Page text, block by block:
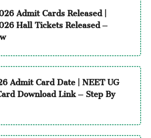
Admit Cards Released |
Hall Tickets Released –
Admit Card Date | NEET UG
Download Link – Step By